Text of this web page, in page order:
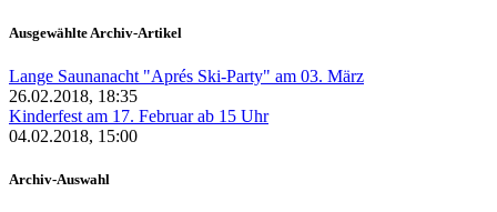
Ausgewählte Archiv-Artikel
Lange Saunanacht "Aprés Ski-Party" am 03. März
26.02.2018, 18:35
Kinderfest am 17. Februar ab 15 Uhr
04.02.2018, 15:00
Archiv-Auswahl